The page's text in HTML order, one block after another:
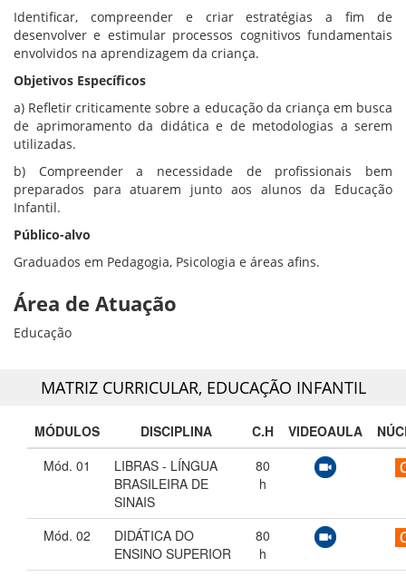
Identificar, compreender e criar estratégias a fim de
desenvolver e estimular processos cognitivos fundamentais
envolvidos na aprendizagem da criança.
Objetivos Específicos
a) Refletir criticamente sobre a educação da criança em busca
de aprimoramento da didática e de metodologias a serem
utilizadas.
b) Compreender a necessidade de profissionais bem
preparados para atuarem junto aos alunos da Educação
Infantil.
Público-alvo
Graduados em Pedagogia, Psicologia e áreas afins.
Área de Atuação
Educação
MATRIZ CURRICULAR, EDUCAÇÃO INFANTIL
MÓDULOS DISCIPLINA C.H VIDEOAULA
Mód. 01
LIBRAS - LÍNGUA
BRASILEIRA DE
SINAIS
80
h
Mód. 02
DIDÁTICA DO
ENSINO SUPERIOR
80
h